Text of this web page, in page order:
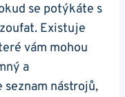
se potýkáte ‌s
Existuje​
vám mohou
a⁤
nástrojů,​